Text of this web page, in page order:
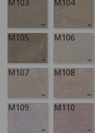
M103 M104
M105 M106
M107 M108
M109 M110